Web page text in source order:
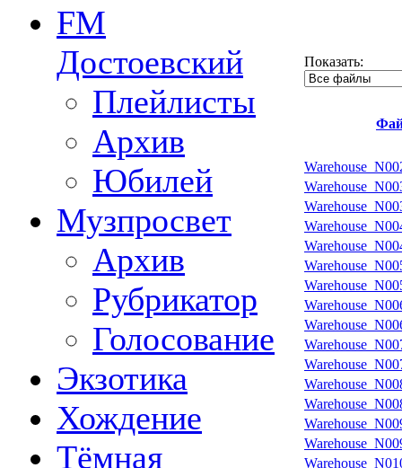
FM
Достоевский
Плейлисты
Архив
Юбилей
Музпросвет
Архив
Рубрикатор
Голосование
Экзотика
Хождение
Тёмная
Показать: